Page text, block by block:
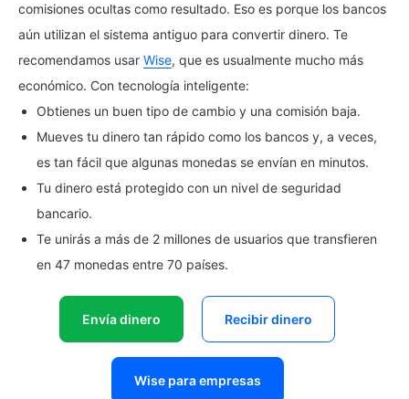
comisiones ocultas como resultado. Eso es porque los bancos
aún utilizan el sistema antiguo para convertir dinero. Te
recomendamos usar Wise, que es usualmente mucho más
económico. Con tecnología inteligente:
Obtienes un buen tipo de cambio y una comisión baja.
Mueves tu dinero tan rápido como los bancos y, a veces,
es tan fácil que algunas monedas se envían en minutos.
Tu dinero está protegido con un nivel de seguridad
bancario.
Te unirás a más de 2 millones de usuarios que transfieren
en 47 monedas entre 70 países.
Envía dinero Recibir dinero
Wise para empresas